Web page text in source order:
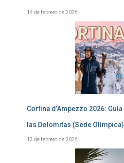
14 de febrero de 2026
Cortina d’Ampezzo 2026:
las Dolomitas (Sede Olímpica)
12 de febrero de 2026